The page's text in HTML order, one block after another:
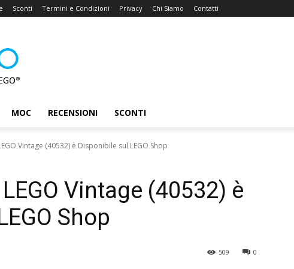
Sconti Termini e Condizioni Privacy Chi Siamo Contatti
MOC RECENSIONI SCONTI
Vintage (40532) è Disponibile sul LEGO Shop
Vintage (40532) è
Shop
0
509